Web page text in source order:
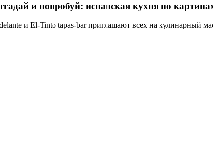
и попробуй: испанская кухня по
и El-Tinto tapas-bar приглашают всех на кулинарный